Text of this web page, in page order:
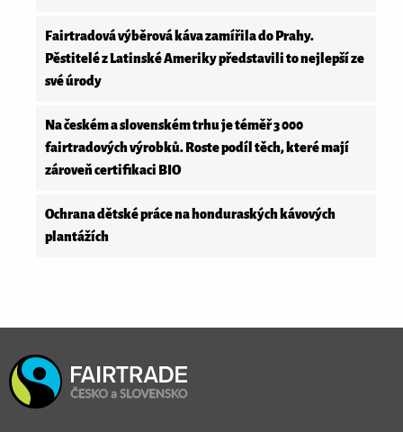
Fairtradová výběrová káva zamířila do Prahy.
Pěstitelé z Latinské Ameriky představili to nejlepší ze
své úrody
Na českém a slovenském trhu je téměř 3 000
fairtradových výrobků. Roste podíl těch, které mají
zároveň certifikaci BIO
Ochrana dětské práce na honduraských kávových
plantážích